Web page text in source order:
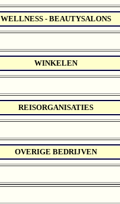
WELLNESS - BEAUTYSALONS
WINKELEN
REISORGANISATIES
OVERIGE BEDRIJVEN